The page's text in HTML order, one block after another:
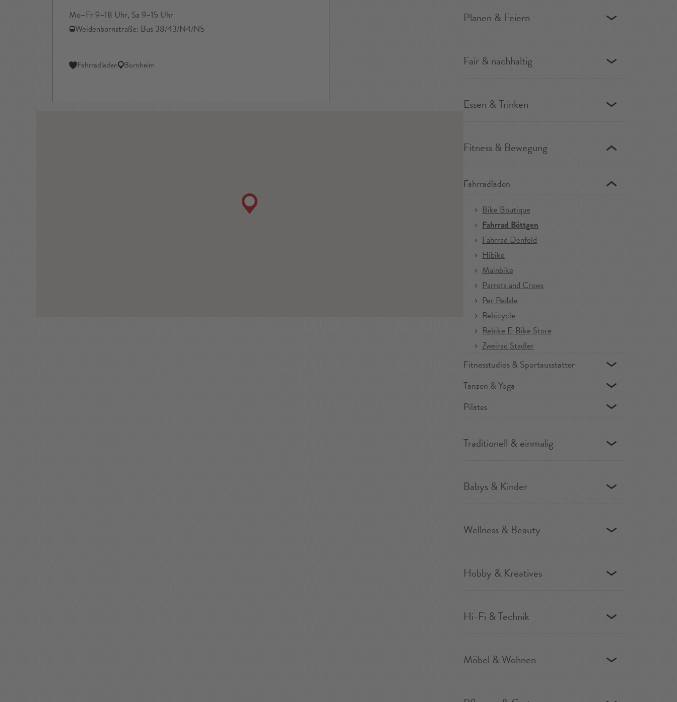
Mo–Fr 9–18 Uhr, Sa 9–15 Uhr
Weidenbornstraße: Bus 38/43/N4/N5
Fahrradläden Bornheim
Planen & Feiern
Fair & nachhaltig
Essen & Trinken
Fitness & Bewegung
Fahrradläden
Bike Boutique
Fahrrad Böttgen
Fahrrad Denfeld
Hibike
Mainbike
Parrots and Crows
Per Pedale
Rebicycle
Rebike E-Bike Store
Zweirad Stadler
Fitnesstudios & Sportausstatter
Tanzen & Yoga
Pilates
Traditionell & einmalig
Babys & Kinder
Wellness & Beauty
Hobby & Kreatives
Hi-Fi & Technik
Möbel & Wohnen